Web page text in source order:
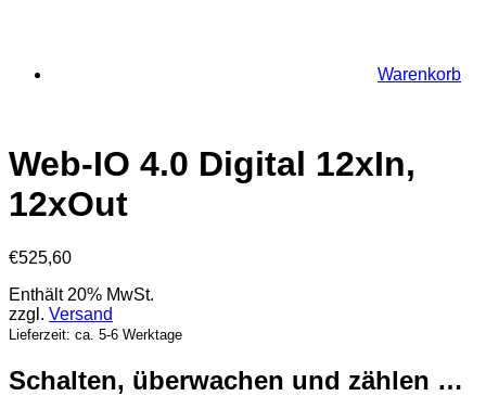
Warenkorb
Web-IO 4.0 Digital 12xIn,
12xOut
€525,60
Enthält 20% MwSt.
zzgl. Versand
Lieferzeit: ca. 5-6 Werktage
Schalten, überwachen und zählen …